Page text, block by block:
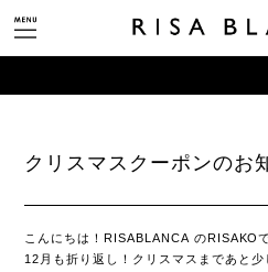
クリスマスクーポンのお
こんにちは！RISABLANCA のRISAKOで
12月も折り返し！クリスマスまであと少